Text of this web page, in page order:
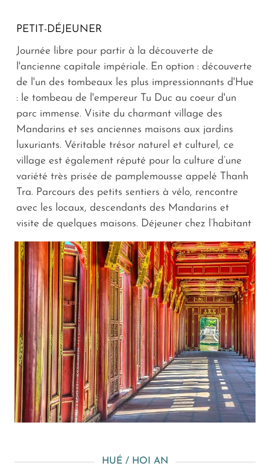
PETIT-DÉJEUNER
Journée libre pour partir à la découverte de
l'ancienne capitale impériale. En option : découverte
de l'un des tombeaux les plus impressionnants d'Hue
: le tombeau de l'empereur Tu Duc au coeur d'un
parc immense. Visite du charmant village des
Mandarins et ses anciennes maisons aux jardins
luxuriants. Véritable trésor naturel et culturel, ce
village est également réputé pour la culture d’une
variété très prisée de pamplemousse appelé Thanh
Tra. Parcours des petits sentiers à vélo, rencontre
avec les locaux, descendants des Mandarins et
visite de quelques maisons. Déjeuner chez l’habitant
HUÉ / HOI AN